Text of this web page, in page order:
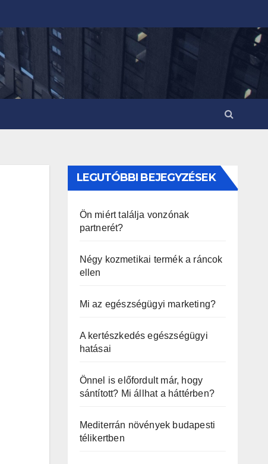
LEGUTÓBBI BEJEGYZÉSEK
Ön miért találja vonzónak
partnerét?
Négy kozmetikai termék a ráncok
ellen
Mi az egészségügyi marketing?
A kertészkedés egészségügyi
hatásai
Önnel is előfordult már, hogy
sántított? Mi állhat a háttérben?
Mediterrán növények budapesti
télikertben